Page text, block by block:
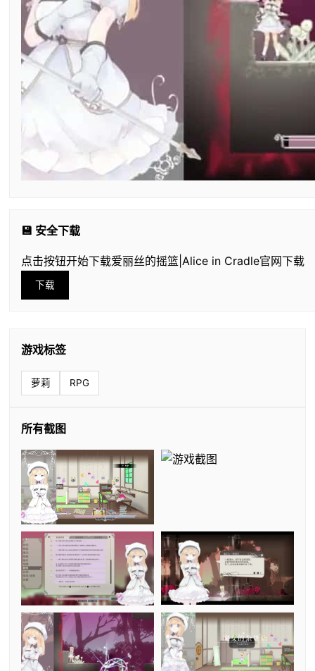
💾 安全下载
点击按钮开始下载爱丽丝的摇篮|Alice in Cradle官网下载
下载
游戏标签
萝莉 RPG
所有截图